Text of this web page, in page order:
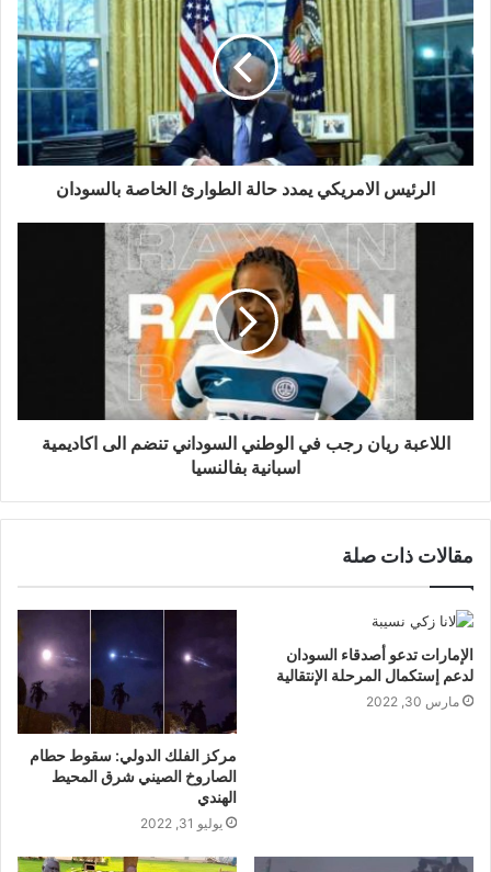
الرئيس الامريكي يمدد حالة الطوارئ الخاصة بالسودان
اللاعبة ريان رجب في الوطني السوداني تنضم الى اكاديمية
اسبانية بفالنسيا
مقالات ذات صلة
الإمارات تدعو أصدقاء السودان
لدعم إستكمال المرحلة الإنتقالية
مارس 30, 2022
مركز الفلك الدولي: سقوط حطام
الصاروخ الصيني شرق المحيط
الهندي
يوليو 31, 2022